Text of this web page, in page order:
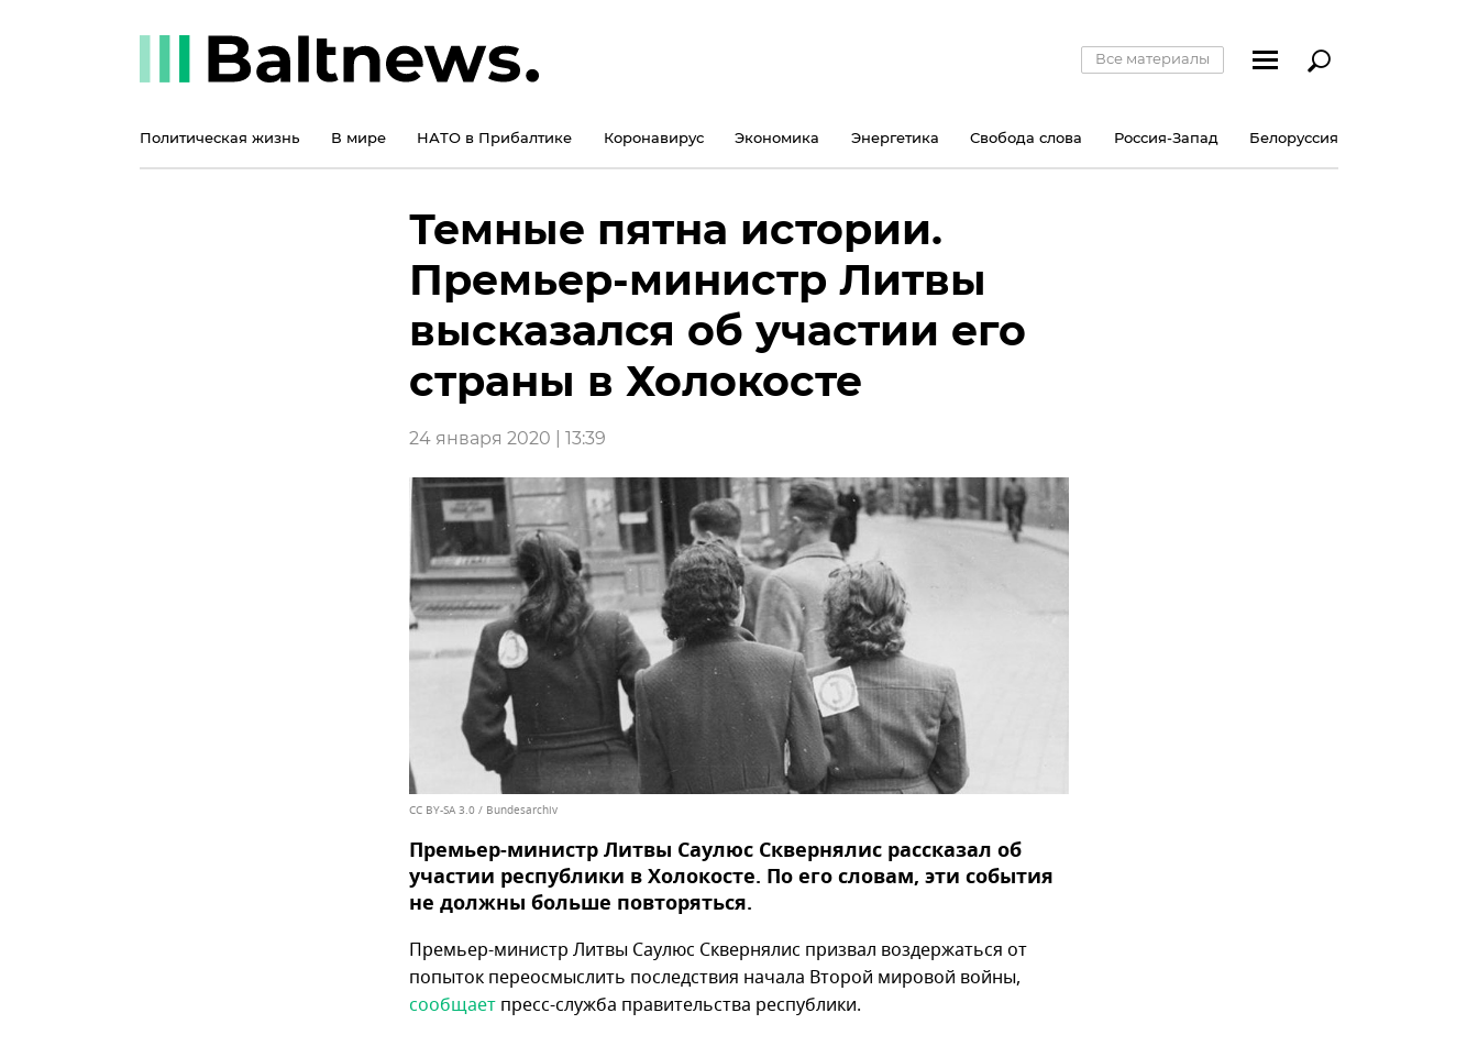
Все материалы
Политическая жизнь В мире НАТО в Прибалтике Коронавирус Экономика Энергетика Свобода слова Россия-Запад Белоруссия
Темные пятна истории.
Премьер-министр Литвы
высказался об участии его
страны в Холокосте
24 января 2020 | 13:39
CC BY-SA 3.0 / Bundesarchiv
Премьер-министр Литвы Саулюс Сквернялис рассказал об
участии республики в Холокосте. По его словам, эти события
Премьер-министр Литвы Саулюс Сквернялис призвал воздержаться от
попыток переосмыслить последствия начала Второй мировой войны,
сообщает пресс-служба правительства республики.